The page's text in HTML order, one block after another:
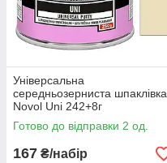
Універсальна
середньозерниста шпаклівка
Novol Uni 242+8г
Готово до відправки 2 од.
167 ₴/набір